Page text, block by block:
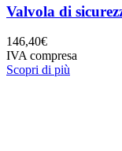
Valvola di
146,40€
IVA compresa
Scopri di più